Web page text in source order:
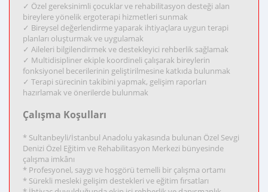
✓ Özel gereksinimli çocuklar ve rehabilitasyon desteği alan
bireylere yönelik ergoterapi hizmetleri sunmak
✓ Bireysel değerlendirme yaparak ihtiyaçlara uygun terapi
planları oluşturmak ve uygulamak
✓ Aileleri bilgilendirmek ve destekleyici rehberlik sağlamak
✓ Multidisipliner ekiple koordineli çalışarak bireylerin
fonksiyonel becerilerinin geliştirilmesine katkıda bulunmak
✓ Terapi sürecinin takibini yapmak, gelişim raporları
hazırlamak ve önerilerde bulunmak
Çalışma Koşulları
* Sultanbeyli/İstanbul Anadolu yakasında bulunan Özel Sevgi
Denizi Özel Eğitim ve Rehabilitasyon Merkezi bünyesinde
çalışma imkânı
* Profesyonel, saygı ve hoşgörü temelli bir çalışma ortamı
* Sürekli mesleki gelişim destekleri ve eğitim fırsatları